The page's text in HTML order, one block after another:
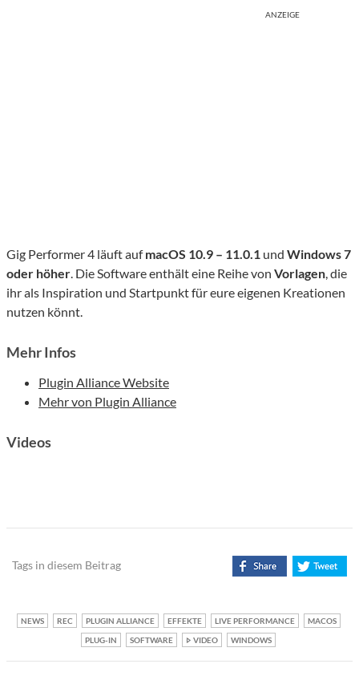
ANZEIGE
Gig Performer 4 läuft aufmacOS 10.9 – 11.0.1 und Windows 7
oder höher. Die Software enthält eine Reihe von Vorlagen, die
ihr als Inspiration und Startpunkt für eure eigenen Kreationen
nutzen könnt.
Mehr Infos
Plugin Alliance Website
Mehr von Plugin Alliance
Videos
Tags in diesem Beitrag
NEWS REC PLUGIN ALLIANCE EFFEKTE LIVE PERFORMANCE
MACOS
PLUG-IN
SOFTWARE VIDEO WINDOWS